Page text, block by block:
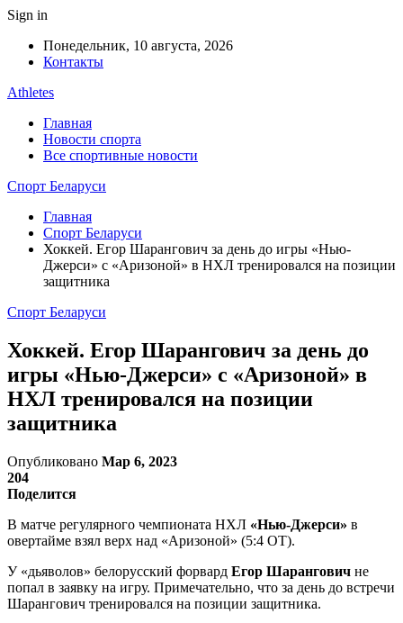
Sign in
Понедельник, 10 августа, 2026
Контакты
Athletes
Главная
Новости спорта
Все спортивные новости
Спорт Беларуси
Главная
Спорт Беларуси
Хоккей. Егор Шарангович за день до игры «Нью-
Джерси» с «Аризоной» в НХЛ тренировался на позиции
защитника
Спорт Беларуси
Хоккей. Егор Шарангович за день до
игры «Нью-Джерси» с «Аризоной» в
НХЛ тренировался на позиции
защитника
Опубликовано Мар 6, 2023
204
Поделится
В матче регулярного чемпионата НХЛ «Нью-Джерси» в
овертайме взял верх над «Аризоной» (5:4 ОТ).
У «дьяволов» белорусский форвард Егор Шарангович не
попал в заявку на игру. Примечательно, что за день до встречи
Шарангович тренировался на позиции защитника.